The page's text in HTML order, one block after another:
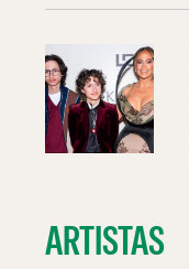
ARTISTAS